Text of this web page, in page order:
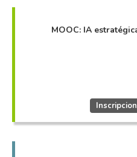
MOOC: IA